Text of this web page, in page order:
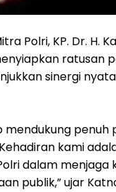
Polri, KP. Dr. H.
ratusan
sinergi
mendukung
kami
dalam menjaga
publik,” ujar